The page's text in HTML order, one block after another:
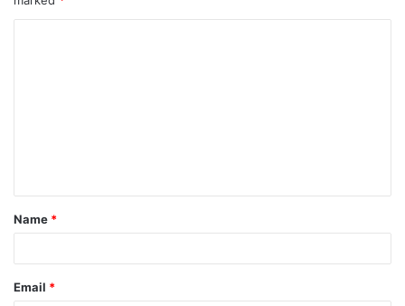
Name *
Email *